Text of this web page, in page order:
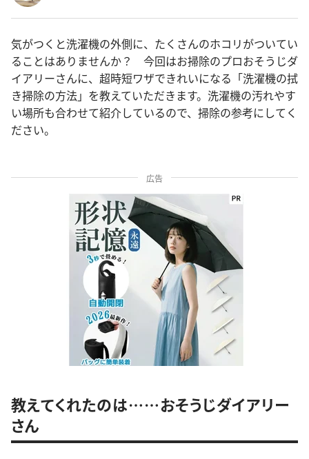
気がつくと洗濯機の外側に、たくさんのホコリがついてい
ることはありませんか？ 今回はお掃除のプロおそうじダ
イアリーさんに、超時短ワザできれいになる「洗濯機の拭
き掃除の方法」を教えていただきます。洗濯機の汚れやす
い場所も合わせて紹介しているので、掃除の参考にしてく
ださい。
広告
教えてくれたのは……おそうじダイアリー
さん